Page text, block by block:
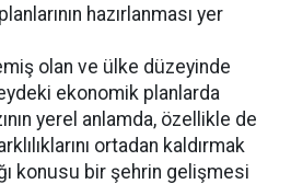
hazırlanması yer
olan ve ülke düzeyinde
ekonomik planlarda
yerel anlamda, özellikle de
ortadan kaldırmak
konusu bir şehrin gelişmesi